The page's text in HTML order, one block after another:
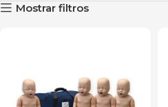
Mostrar filtros